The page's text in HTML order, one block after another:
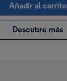
Añadir al carrito
Descubre más